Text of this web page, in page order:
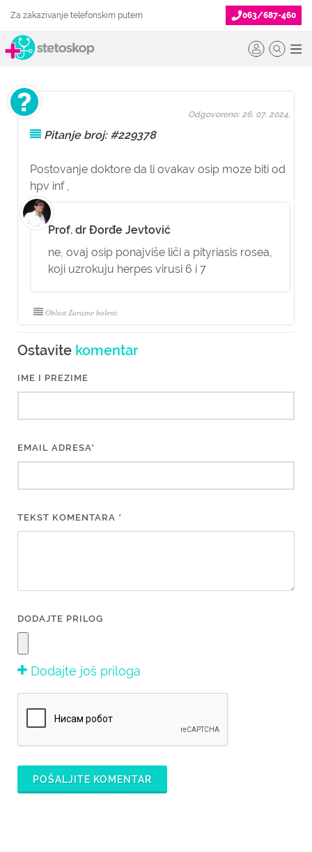
Za zakazivanje telefonskim putem 063/687-460
Pitanje broj: #229378
Postovanje doktore da li ovakav osip moze biti od
hpv inf ,
Odgovoreno: 26. 07. 2024.
Prof. dr Đorđe Jevtović
ne, ovaj osip ponajviše liči a pityriasis rosea,
koji uzrokuju herpes virusi 6 i 7
Oblast Zarazne bolesti
Ostavite komentar
IME I PREZIME
EMAIL ADRESA*
TEKST KOMENTARA *
DODAJTE PRILOG
Dodajte još priloga
POŠALJITE KOMENTAR